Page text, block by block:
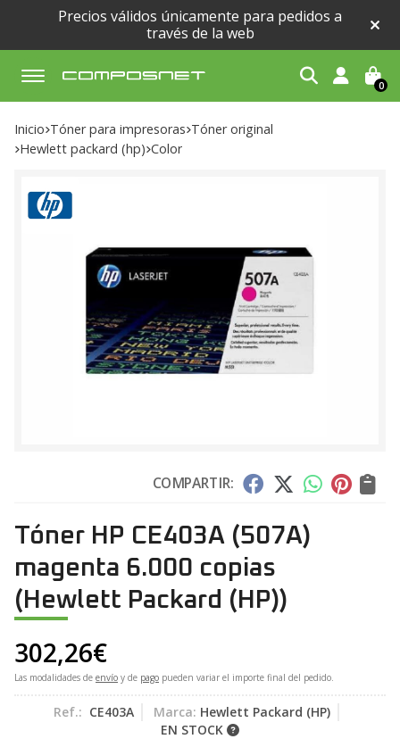
Precios válidos únicamente para pedidos a
través de la web
Buscar 0
Inicio tóner para impresoras
tóner original
hewlett packard (hp)
color
COMPARTIR:
Tóner HP CE403A (507A)
magenta 6.000 copias
(Hewlett Packard (HP))
302,26€
Las modalidades de envío y de pago pueden variar el importe final del pedido.
Ref.: CE403A Marca: Hewlett Packard (HP)
EN STOCK